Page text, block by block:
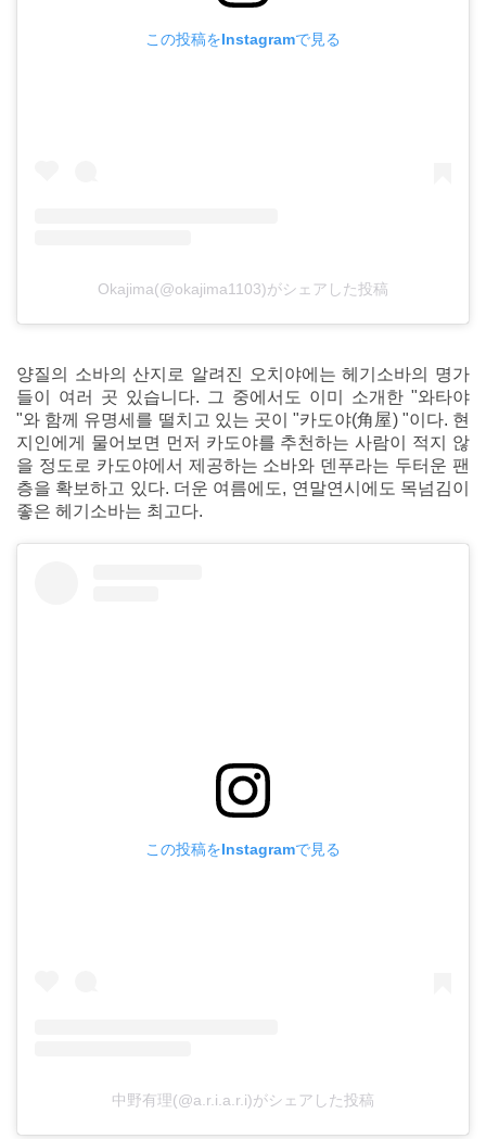
この投稿をInstagramで見る
Okajima(@okajima1103)がシェアした投稿
양질의 소바의 산지로 알려진 오치야에는 헤기소바의 명가
들이 여러 곳 있습니다. 그 중에서도 이미 소개한 "와타야
"와 함께 유명세를 떨치고 있는 곳이 "카도야(角屋) "이다. 현
지인에게 물어보면 먼저 카도야를 추천하는 사람이 적지 않
을 정도로 카도야에서 제공하는 소바와 덴푸라는 두터운 팬
층을 확보하고 있다. 더운 여름에도, 연말연시에도 목넘김이
좋은 헤기소바는 최고다.
この投稿をInstagramで見る
中野有理(@a.r.i.a.r.i)がシェアした投稿